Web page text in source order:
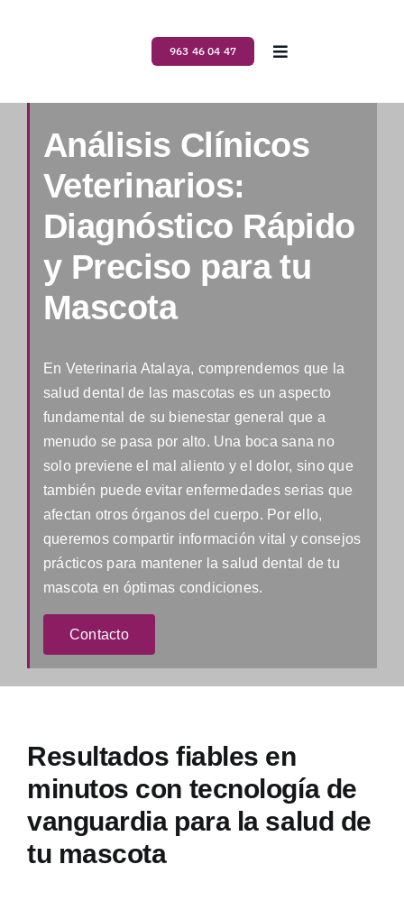
963 46 04 47
Toggle
Inicio
Nosotros
Servicios
Planes de salud
Contacto
Análisis Clínicos
Veterinarios:
Diagnóstico Rápido
y Preciso para tu
Mascota
En Veterinaria Atalaya, comprendemos que la
salud dental de las mascotas es un aspecto
fundamental de su bienestar general que a
menudo se pasa por alto. Una boca sana no
solo previene el mal aliento y el dolor, sino que
también puede evitar enfermedades serias que
afectan otros órganos del cuerpo. Por ello,
queremos compartir información vital y consejos
prácticos para mantener la salud dental de tu
mascota en óptimas condiciones.
Contacto
Resultados fiables en
minutos con tecnología de
vanguardia para la salud de
tu mascota